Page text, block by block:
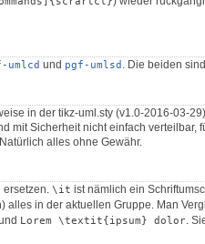
umlcd und pgf-umlsd . Die beiden
in der tikz-uml.sty (v1.0-2016-03-
mit Sicherheit nicht einfach verteilbar,
alles ohne Gewähr.
ersetzen. \it ist nämlich ein
alles in der aktuellen Gruppe. Man
Lorem \textit{ipsum} dolor.